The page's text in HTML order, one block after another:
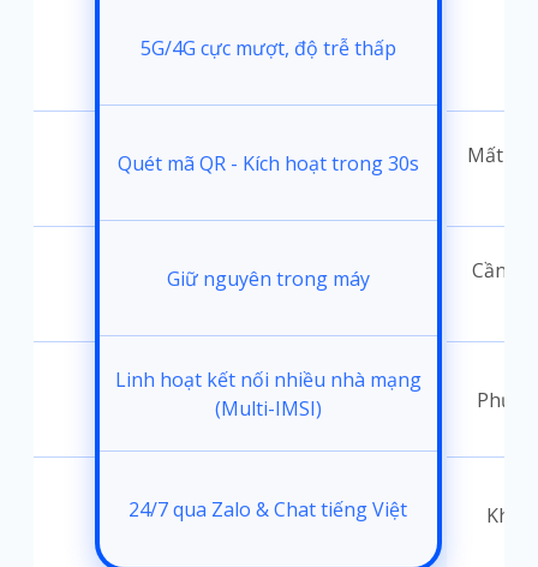
Mất
Cần
Phụ
5G/4G cực mượt, độ trễ thấp
Quét mã QR - Kích hoạt trong 30s
Giữ nguyên trong máy
Linh hoạt kết nối nhiều nhà mạng
(Multi-IMSI)
24/7 qua Zalo & Chat tiếng Việt